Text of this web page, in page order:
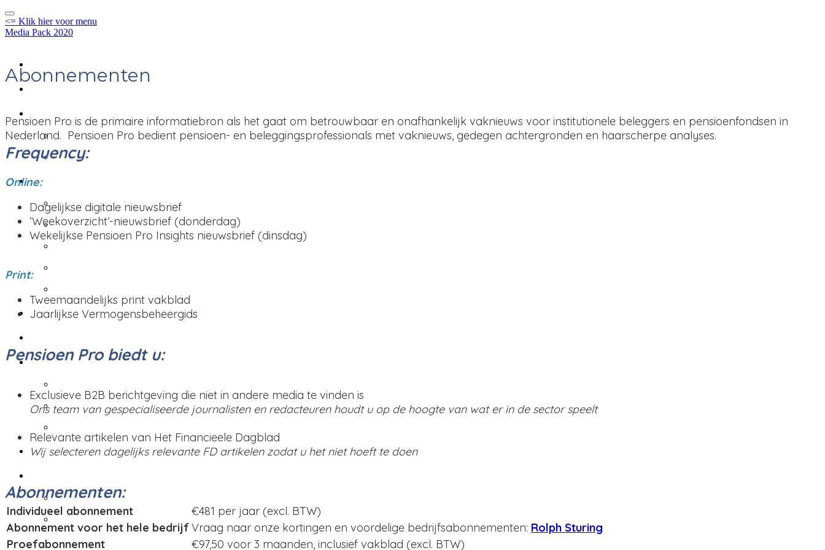
<= Klik hier voor menu
Media Pack 2020
Print
Online
Virtuele events
Events algemene info
Events algemene info
Focuscongres - geannuleerd
BeleggersBeraad - Week van het Klimaat - oktober
Pensioen Pro Insights
Technische specificaties
Print
Contacteer mij
English
Nederlands
Abonnementen
Pensioen Pro is de primaire informatiebron als het gaat om betrouwbaar en onafhankelijk vaknieuws voor institutionele beleggers en pensioenfondsen in
Nederland. Pensioen Pro bedient pensioen- en beleggingsprofessionals met vaknieuws, gedegen achtergronden en haarscherpe analyses.
Frequency:
Online:
Dagelijkse digitale nieuwsbrief
‘Weekoverzicht’-nieuwsbrief (donderdag)
Wekelijkse Pensioen Pro Insights nieuwsbrief (dinsdag)
Print:
Tweemaandelijks print vakblad
Jaarlijkse Vermogensbeheergids
Pensioen Pro biedt u:
Exclusieve B2B berichtgeving die niet in andere media te vinden is
Ons team van gespecialiseerde journalisten en redacteuren houdt u op de hoogte van wat er in de sector speelt
Relevante artikelen van Het Financieele Dagblad
Wij selecteren dagelijks relevante FD artikelen zodat u het niet hoeft te doen
Abonnementen:
Individueel abonnement
€481 per jaar (excl. BTW)
Abonnement voor het hele bedrijfVraag naar onze kortingen en voordelige bedrijfsabonnementen: Rolph Sturing
Proefabonnement
€97,50 voor 3 maanden, inclusief vakblad (excl. BTW)